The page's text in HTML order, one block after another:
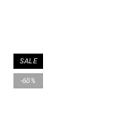
SALE
-60%